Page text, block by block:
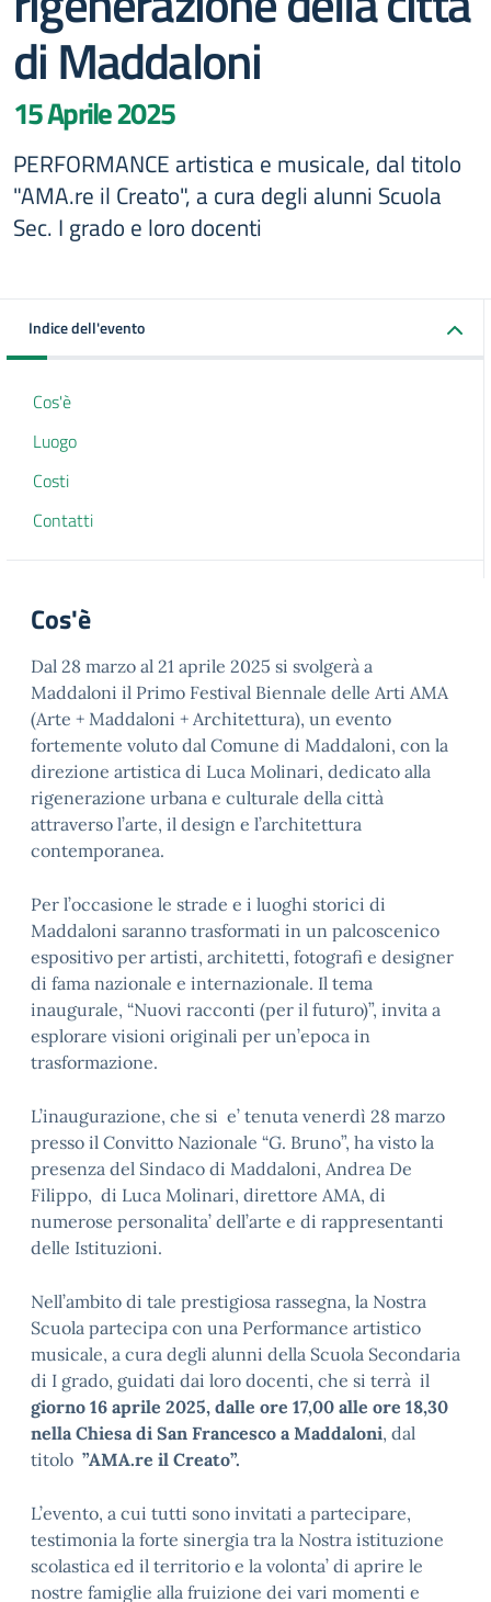
di Maddaloni
15 Aprile 2025
PERFORMANCE artistica e musicale, dal titolo
"AMA.re il Creato", a cura degli alunni Scuola
Sec. I grado e loro docenti
Indice dell'evento
Cos'è
Luogo
Costi
Contatti
Cos'è
Dal 28 marzo al 21 aprile 2025 si svolgerà a
Maddaloni il Primo Festival Biennale delle Arti AMA
(Arte + Maddaloni + Architettura), un evento
fortemente voluto dal Comune di Maddaloni, con la
direzione artistica di Luca Molinari, dedicato alla
rigenerazione urbana e culturale della città
attraverso l’arte, il design e l’architettura
contemporanea.
Per l’occasione le strade e i luoghi storici di
Maddaloni saranno trasformati in un palcoscenico
espositivo per artisti, architetti, fotografi e designer
di fama nazionale e internazionale. Il tema
inaugurale, “Nuovi racconti (per il futuro)”, invita a
esplorare visioni originali per un’epoca in
trasformazione.
L’inaugurazione, che si e’ tenuta venerdì 28 marzo
presso il Convitto Nazionale “G. Bruno”, ha visto la
presenza del Sindaco di Maddaloni, Andrea De
Filippo, di Luca Molinari, direttore AMA, di
numerose personalita’ dell’arte e di rappresentanti
delle Istituzioni.
Nell’ambito di tale prestigiosa rassegna, la Nostra
Scuola partecipa con una Performance artistico
musicale, a cura degli alunni della Scuola Secondaria
di I grado, guidati dai loro docenti, che si terrà il
giorno 16 aprile 2025, dalle ore 17,00 alle ore 18,30
nella Chiesa di San Francesco a Maddaloni, dal
titolo ”AMA.re il Creato”.
L’evento, a cui tutti sono invitati a partecipare,
testimonia la forte sinergia tra la Nostra istituzione
scolastica ed il territorio e la volonta’ di aprire le
nostre famiglie alla fruizione dei vari momenti e